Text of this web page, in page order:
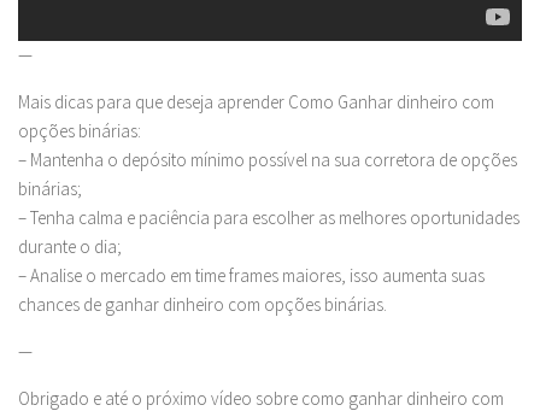
—
Mais dicas para que deseja aprender Como Ganhar dinheiro com
opções binárias:
– Mantenha o depósito mínimo possível na sua corretora de opções
binárias;
– Tenha calma e paciência para escolher as melhores oportunidades
durante o dia;
– Analise o mercado em time frames maiores, isso aumenta suas
chances de ganhar dinheiro com opções binárias.
—
Obrigado e até o próximo vídeo sobre como ganhar dinheiro com